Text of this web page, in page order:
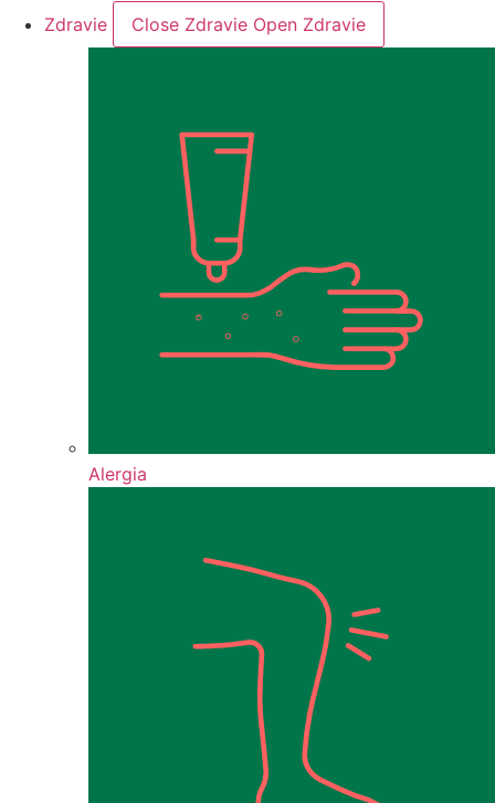
Zdravie
Close Zdravie Open Zdravie
Alergia